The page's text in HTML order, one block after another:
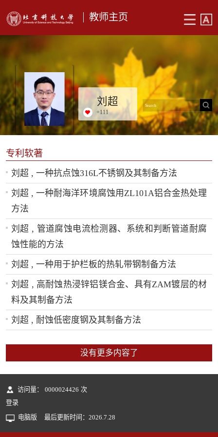
教师主页
刘超
+111
专利软著
刘超 , 一种抗点蚀316L不锈钢及其制备方法
刘超 , 一种耐海洋环境腐蚀用ZL101A铝合金热处理
方法
刘超 , 管道腐蚀电流检测器、系统和判断管道耐腐
蚀性能的方法
刘超 , 一种用于护栏板的热轧带钢制备方法
刘超 , 高耐蚀热浸锌铝镁合金、具有ZAM镀层的材
料及其制备方法
刘超 , 耐蚀低密度钢及其制备方法
没有更多内容了
访问量： 0000024426 次
登录
电脑版
最后更新时间： 2026 7 28